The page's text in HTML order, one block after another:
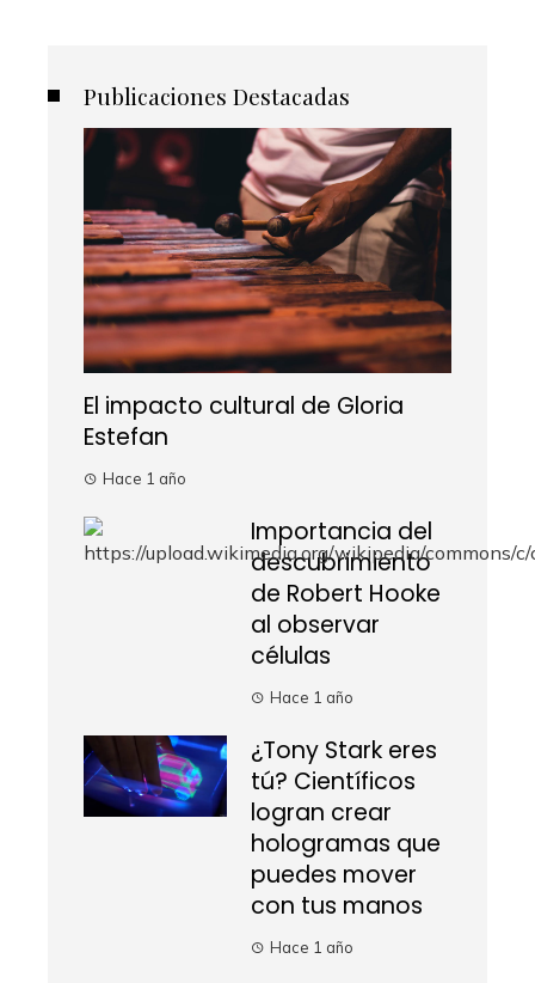
Publicaciones Destacadas
El impacto cultural de Gloria
Estefan
Hace 1 año
Importancia del
descubrimiento
de Robert Hooke
al observar
células
Hace 1 año
¿Tony Stark eres
tú? Científicos
logran crear
hologramas que
puedes mover
con tus manos
Hace 1 año